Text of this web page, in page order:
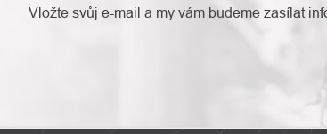
Vložte svůj e-mail a my vám budeme zasílat